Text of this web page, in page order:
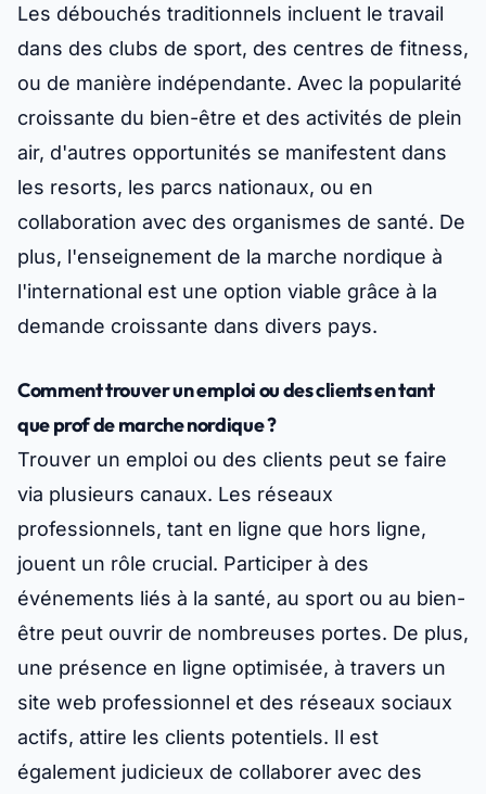
Les débouchés traditionnels incluent le travail
dans des clubs de sport, des centres de fitness,
ou de manière indépendante. Avec la popularité
croissante du bien-être et des activités de plein
air, d'autres opportunités se manifestent dans
les resorts, les parcs nationaux, ou en
collaboration avec des organismes de santé. De
plus, l'enseignement de la marche nordique à
l'international est une option viable grâce à la
demande croissante dans divers pays.
Comment trouver un emploi ou des clients en tant
que prof de marche nordique ?
Trouver un emploi ou des clients peut se faire
via plusieurs canaux. Les réseaux
professionnels, tant en ligne que hors ligne,
jouent un rôle crucial. Participer à des
événements liés à la santé, au sport ou au bien-
être peut ouvrir de nombreuses portes. De plus,
une présence en ligne optimisée, à travers un
site web professionnel et des réseaux sociaux
actifs, attire les clients potentiels. Il est
également judicieux de collaborer avec des